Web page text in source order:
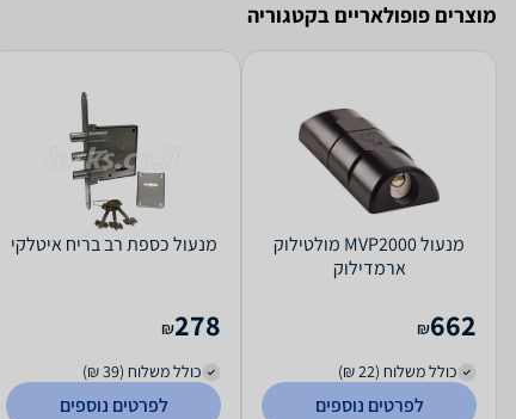
מוצרים פופולאריים בקטגוריה
מנעול MVP2000 מולטילוק
ארמדילוק
662
₪
כולל משלוח (22 ₪)
לפרטים נוספים
מנעול כספת רב בריח איטלקי
278
₪
כולל משלוח (39 ₪)
לפרטים נוספים